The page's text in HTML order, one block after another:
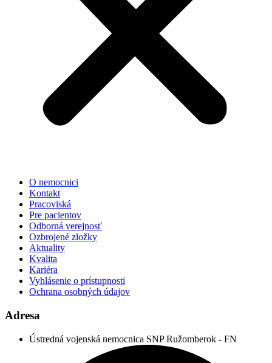
O nemocnici
Kontakt
Pracoviská
Pre pacientov
Odborná verejnosť
Ozbrojené zložky
Aktuality
Kvalita
Kariéra
Vyhlásenie o prístupnosti
Ochrana osobných údajov
Adresa
Ústredná vojenská nemocnica SNP Ružomberok - FN